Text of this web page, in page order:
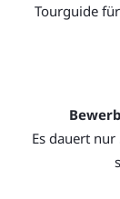
Tourguide
Es dauert